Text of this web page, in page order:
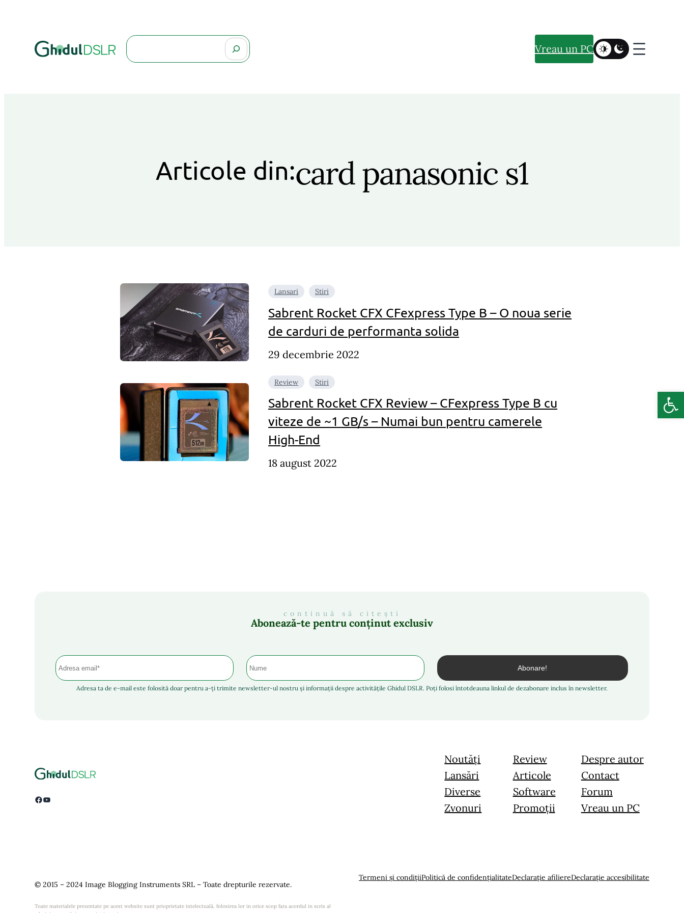
Search Vreau un PC
Articole din:card panasonic s1
Lansari Stiri
Sabrent Rocket CFX CFexpress Type B – O noua serie
de carduri de performanta solida
29 decembrie 2022
Review Stiri
Sabrent Rocket CFX Review – CFexpress Type B cu
viteze de ~1 GB/s – Numai bun pentru camerele
High-End
18 august 2022
continuă să citești
Abonează-te pentru conținut exclusiv
Adresa ta de e-mail este folosită doar pentru a-ți trimite newsletter-ul nostru și informații despre activitățile Ghidul DSLR. Poți folosi întotdeauna linkul de dezabonare inclus în newsletter.
Facebook YouTube
Noutăți
Lansări
Diverse
Zvonuri
Review
Articole
Software
Promoții
Despre autor
Contact
Forum
Vreau un PC
© 2015 – 2024 Image Blogging Instruments SRL – Toate drepturile rezervate.
Toate materialele prezentate pe acest website sunt prioprietate intelectuală, folosirea lor in orice scop fara acordul in scris al
Termeni și condițiiPolitică de confidențialitateDeclarație afiliereDeclarație accesibilitate